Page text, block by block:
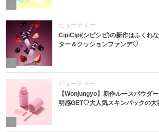
3
ビューティー
CipiCipi(シピシピ)の新作はふくれ
ター＆クッションファンデ♡
4
ビューティー
【Wonjungyo】新作ルースパウダ
明感GET♡大人気スキンパックの大